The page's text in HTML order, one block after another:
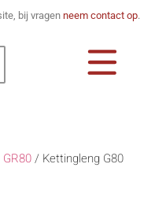
bij vragen neem contact op.
GR80/ Kettingleng G80